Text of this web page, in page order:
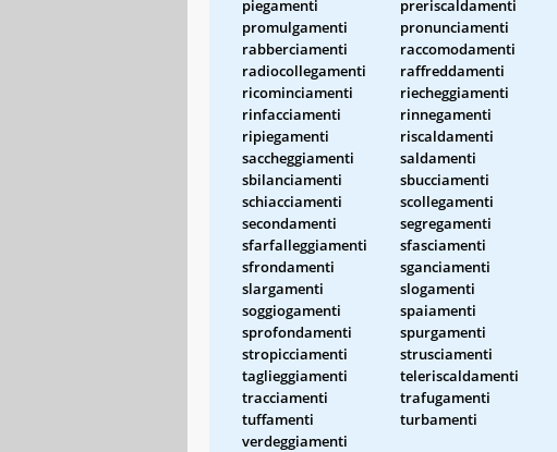
piegamenti
preriscaldamenti
promulgamenti
pronunciamenti
rabberciamenti
raccomodamenti
radiocollegamenti
raffreddamenti
ricominciamenti
riecheggiamenti
rinfacciamenti
rinnegamenti
ripiegamenti
riscaldamenti
saccheggiamenti
saldamenti
sbilanciamenti
sbucciamenti
schiacciamenti
scollegamenti
secondamenti
segregamenti
sfarfalleggiamenti
sfasciamenti
sfrondamenti
sganciamenti
slargamenti
slogamenti
soggiogamenti
spaiamenti
sprofondamenti
spurgamenti
stropicciamenti
strusciamenti
taglieggiamenti
teleriscaldamenti
tracciamenti
trafugamenti
tuffamenti
turbamenti
verdeggiamenti